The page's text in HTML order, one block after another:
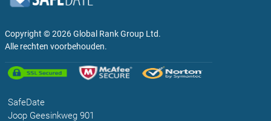
Copyright © 2026Global Rank Group Ltd.
Alle rechten voorbehouden.
SafeDate
Joop Geesinkweg 901